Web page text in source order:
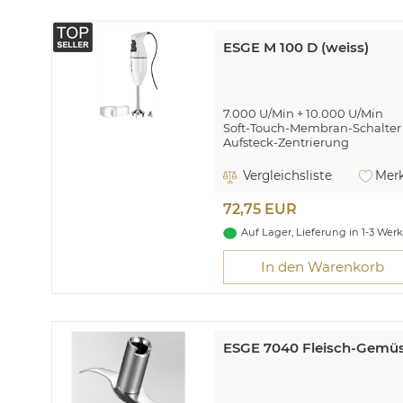
ESGE M 100 D (weiss)
7.000 U/Min + 10.000 U/Min
Soft-Touch-Membran-Schalter
Aufsteck-Zentrierung
Flüssigkeitsmenge: ca. 10 l (bei
Gefäßdurchmesser)
Unold UNO-90120.
RPM,
Geschwindigkeitskontrollart:
Energiequelle: AC, AC
Breite: 65 mm, Tiefe: 97 mm,
Vergleichsliste
72,75 EUR
Auf Lager, Lieferung in 1-3
In den Warenkorb
ESGE 7040 Fleisch-